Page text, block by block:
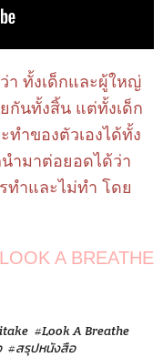
ทั้งเด็กและผู้ใหญ่
กันทั้งสิ้น แต่ทั้งเด็ก
ำของตัวเองได้ทั้ง
ำมาต่อยอดได้ว่า
ทำและไม่ทำ โดย
LOOK A BREATHE
#Look A Breathe
#สรุปหนังสือ